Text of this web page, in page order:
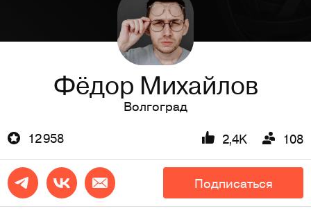
Фёдор Михайлов
Волгоград
12 958
2,4K 108
Подписаться